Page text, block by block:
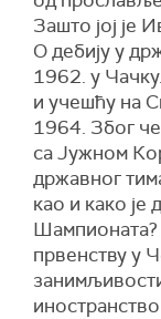
Зашто јој је
О дебију у
1962. у
и учешћу на
1964. Због
са Јужном
државног
као и како
Шампионата?
првенству у